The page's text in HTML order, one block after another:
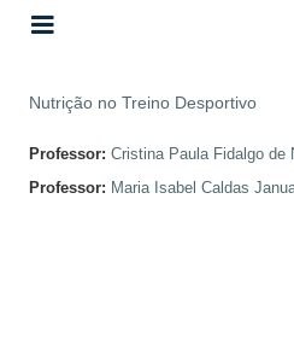
Nutrição no Treino Desportivo
Professor:Cristina Paula Fidalgo de
Professor: Maria Isabel Caldas